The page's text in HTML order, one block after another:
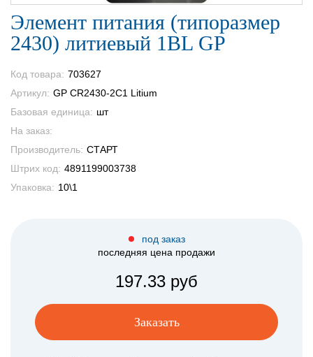
Элемент питания (типоразмер
2430) литиевый 1BL GP
Код товара: 703627
Артикул: GP CR2430-2C1 Litium
Базовая единица: шт
На заказ:
Производитель: СТАРТ
Штрих код: 4891199003738
Упаковка: 10\1
под заказ
последняя цена продажи
197.33 руб
Заказать